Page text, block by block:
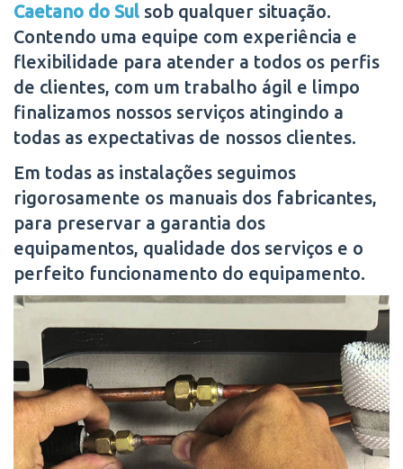
Caetano do Sul sob qualquer situação.
Contendo uma equipe com experiência e
flexibilidade para atender a todos os perfis
de clientes, com um trabalho ágil e limpo
finalizamos nossos serviços atingindo a
todas as expectativas de nossos clientes.
Em todas as instalações seguimos
rigorosamente os manuais dos fabricantes,
para preservar a garantia dos
equipamentos, qualidade dos serviços e o
perfeito funcionamento do equipamento.